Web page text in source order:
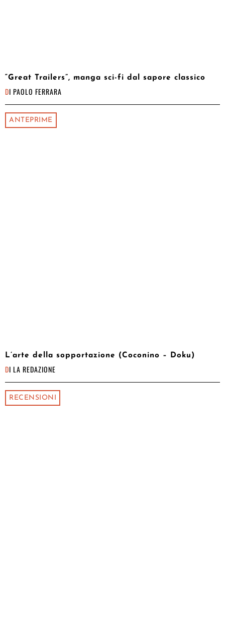
“Great Trailers”, manga sci-fi dal sapore classico
DI PAOLO FERRARA
ANTEPRIME
L’arte della sopportazione (Coconino – Doku)
DI LA REDAZIONE
RECENSIONI